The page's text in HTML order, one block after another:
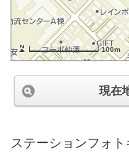
100m
現在
ステーションフォト